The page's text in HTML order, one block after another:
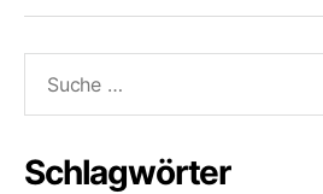
nach:
Schlagwörter